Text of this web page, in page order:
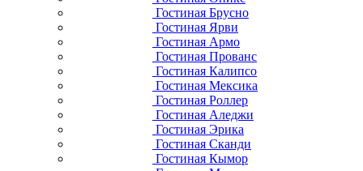
Гостиная Брусно
Гостиная Ярви
Гостиная Армо
Гостиная Прованс
Гостиная Калипсо
Гостиная Мексика
Гостиная Роллер
Гостиная Аледжи
Гостиная Эрика
Гостиная Сканди
Гостиная Кымор